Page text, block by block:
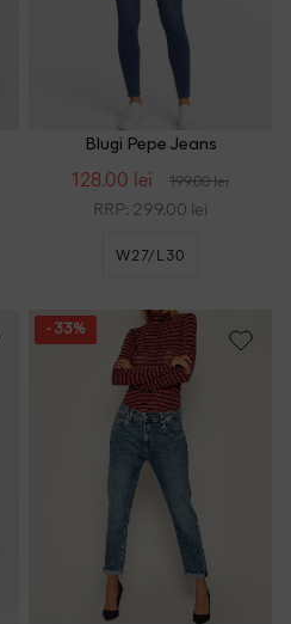
Blugi Pepe Jeans
128.00 lei 199.00 lei
RRP: 299.00 lei
W27/L30
- 33%